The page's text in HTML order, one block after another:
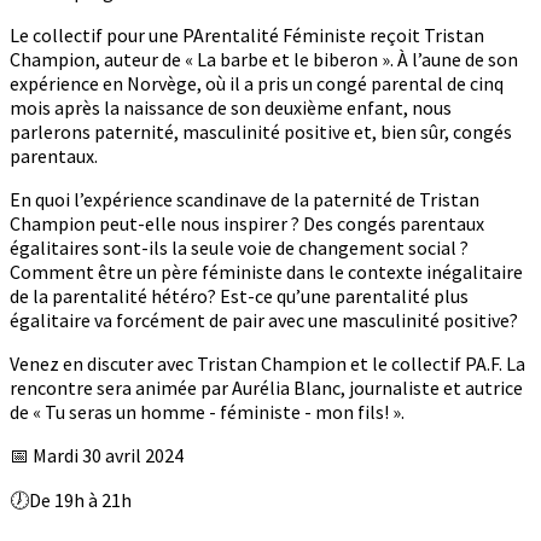
Le collectif pour une PArentalité Féministe reçoit Tristan
Champion, auteur de « La barbe et le biberon ». À l’aune de son
expérience en Norvège, où il a pris un congé parental de cinq
mois après la naissance de son deuxième enfant, nous
parlerons paternité, masculinité positive et, bien sûr, congés
parentaux.
En quoi l’expérience scandinave de la paternité de Tristan
Champion peut-elle nous inspirer ? Des congés parentaux
égalitaires sont-ils la seule voie de changement social ?
Comment être un père féministe dans le contexte inégalitaire
de la parentalité hétéro? Est-ce qu’une parentalité plus
égalitaire va forcément de pair avec une masculinité positive?
Venez en discuter avec Tristan Champion et le collectif PA.F. La
rencontre sera animée par Aurélia Blanc, journaliste et autrice
de « Tu seras un homme - féministe - mon fils! ».
📅 Mardi 30 avril 2024
🕖De 19h à 21h